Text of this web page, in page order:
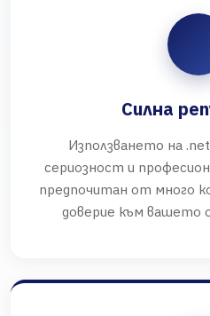
Силна
Използването на
сериозност и
предпочитан от много
доверие към вашето